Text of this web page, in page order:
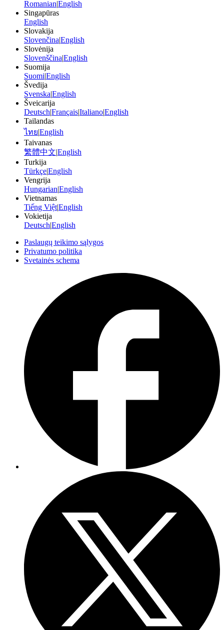
Romanian|English
Singapūras
English
Slovakija
Slovenčina|English
Slovėnija
Slovenščina|English
Suomija
Suomi|English
Švedija
Svenska|English
Šveicarija
Deutsch|Français|Italiano|English
Tailandas
ไทย|English
Taivanas
繁體中文|English
Turkija
Türkçe|English
Vengrija
Hungarian|English
Vietnamas
Tiếng Việt|English
Vokietija
Deutsch|English
Paslaugų teikimo sąlygos
Privatumo politika
Svetainės schema